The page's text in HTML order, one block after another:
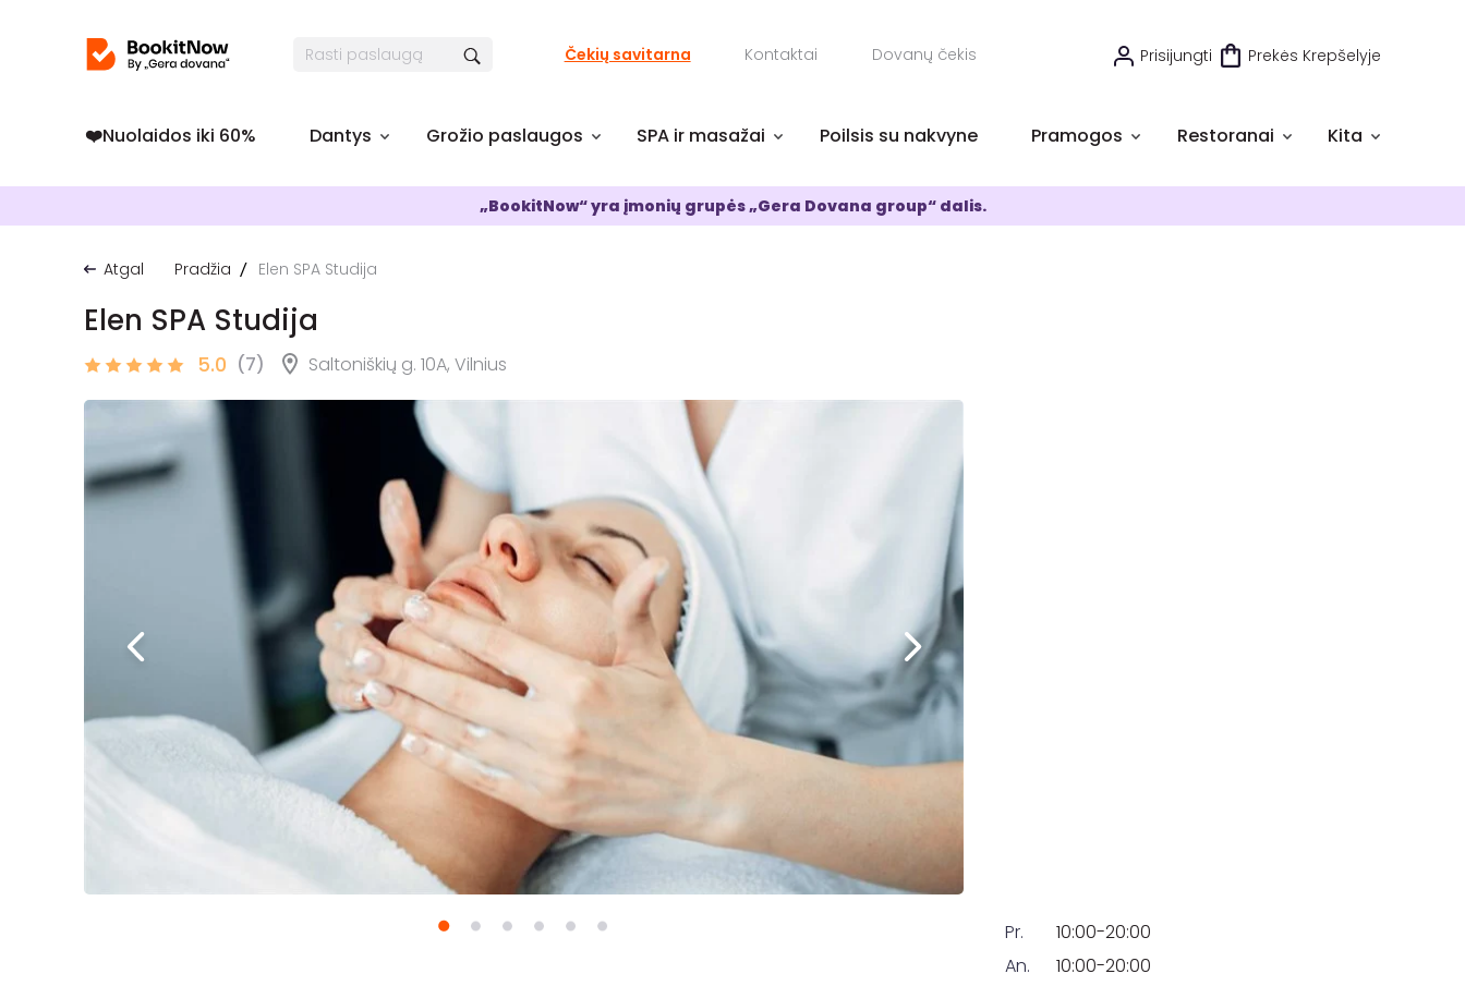
Čekių savitarna Kontaktai Dovanų čekis Prisijungti Prekės Krepšelyje
❤️️Nuolaidos iki 60% Dantys Grožio paslaugos SPA ir masažai Poilsis su nakvyne Pramogos Restoranai Kita
„BookitNow“ yra įmonių grupės „Gera Dovana group“ dalis.
Atgal Pradžia Elen SPA Studija
Elen SPA Studija
5.0 (7) Saltoniškių g. 10A, Vilnius
Pr.
10:00-20:00
An.
10:00-20:00